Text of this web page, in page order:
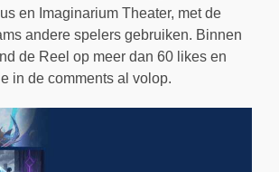
en Imaginarium Theater, met de
andere spelers gebruiken. Binnen
de Reel op meer dan 60 likes en
in de comments al volop.